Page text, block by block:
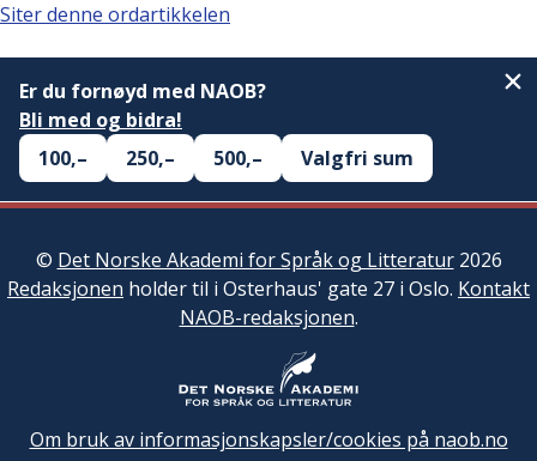
Siter denne ordartikkelen
Er du fornøyd med NAOB?
Bli med og bidra!
100,–
250,– 500,– Valgfri sum
© Det Norske Akademi for Språk og Litteratur2026
Redaksjonen holder til i Osterhaus' gate 27 i Oslo. Kontakt
NAOB-redaksjonen.
Om bruk av informasjonskapsler/cookies på naob.no